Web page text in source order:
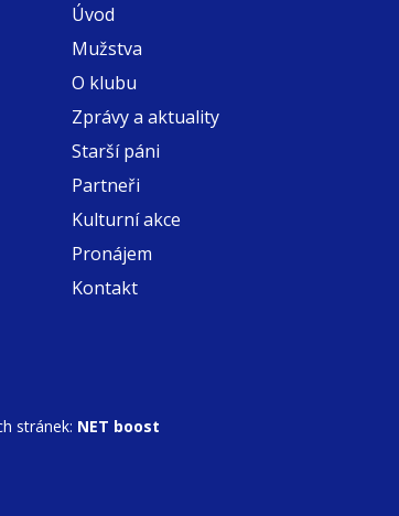
Úvod
Mužstva
O klubu
Zprávy a aktuality
Starší páni
Partneři
Kulturní akce
Pronájem
Kontakt
stránek: NET boost